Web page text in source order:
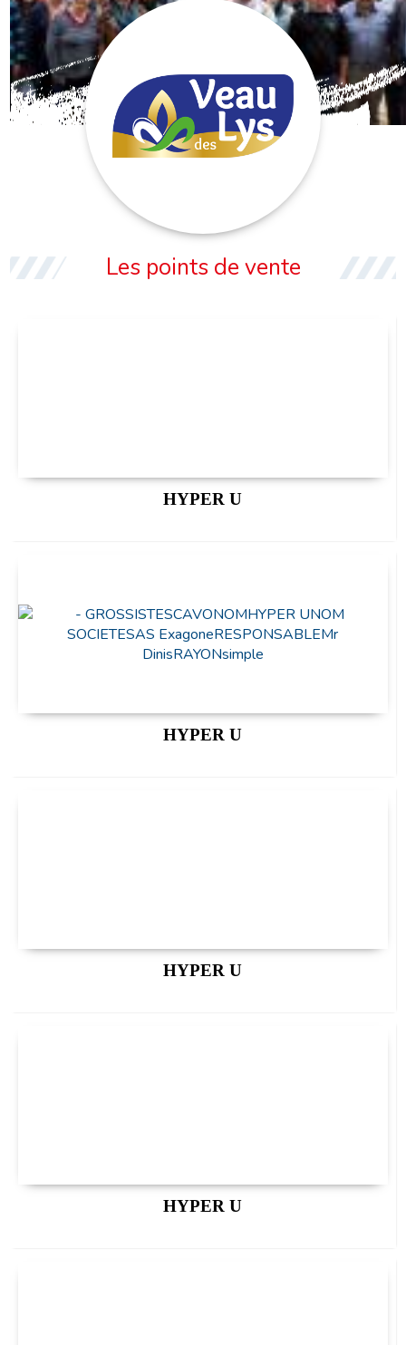
Les points de vente
HYPER U
HYPER U
HYPER U
HYPER U